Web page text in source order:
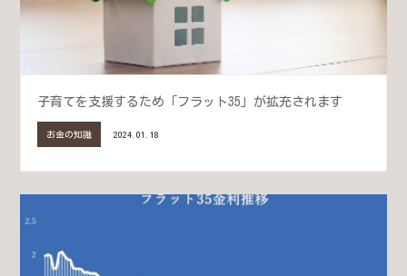
子育てを支援するため「フラット35」が拡充されます
お金の知識 2024.01.18